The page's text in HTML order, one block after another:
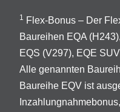
1
Flex-Bonus – Der
Baureihen EQA
EQS (V297), EQE
Alle genannten
Baureihe EQV ist